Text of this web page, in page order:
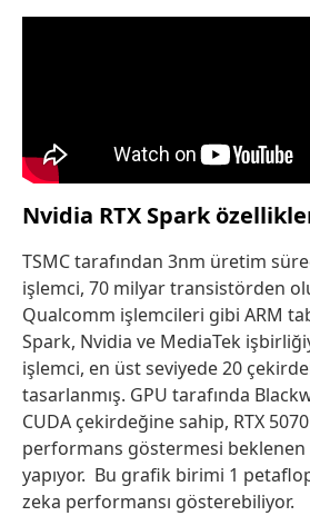
Nvidia RTX Spark
TSMC tarafından 3nm üretim
işlemci, 70 milyar transistörden
Qualcomm işlemcileri gibi ARM
Spark, Nvidia ve MediaTek
işlemci, en üst seviyede 20
tasarlanmış. GPU tarafında
CUDA çekirdeğine sahip, RTX
performans göstermesi
yapıyor. Bu grafik birimi 1
zeka performansı gösterebiliyor.